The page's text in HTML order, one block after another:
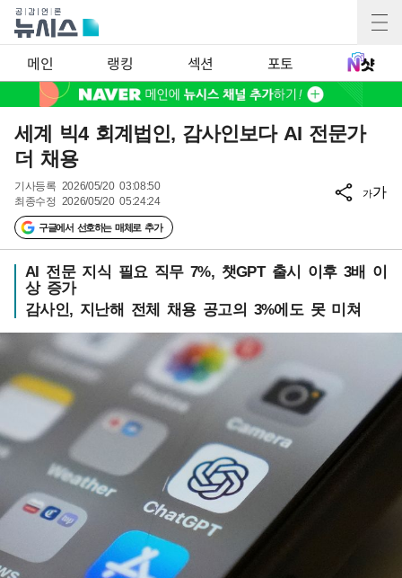
메인 랭킹 섹션 포토
세계 빅4 회계법인, 감사인보다 AI 전문가
더 채용
기사등록 2026/05/20 03:08:50
최종수정 2026/05/20 05:24:24
구글에서 선호하는 매체로 추가
가가
AI 전문 지식 필요 직무 7%, 챗GPT 출시 이후 3배 이
상 증가
감사인, 지난해 전체 채용 공고의 3%에도 못 미쳐